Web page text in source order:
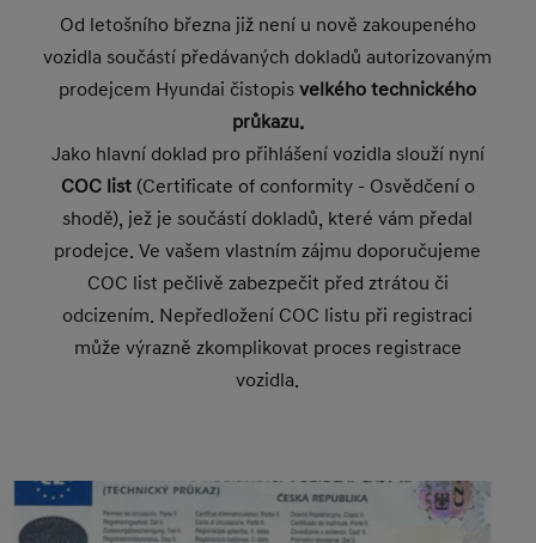
Od letošního března již není u nově zakoupeného
vozidla součástí předávaných dokladů autorizovaným
prodejcem Hyundai čistopisvelkého technického
průkazu.
Jako hlavní doklad pro přihlášení vozidla slouží nyní
COC list(Certificate of conformity - Osvědčení o
shodě), jež je součástí dokladů, které vám předal
prodejce. Ve vašem vlastním zájmu doporučujeme
COC list pečlivě zabezpečit před ztrátou či
odcizením. Nepředložení COC listu při registraci
může výrazně zkomplikovat proces registrace
vozidla.